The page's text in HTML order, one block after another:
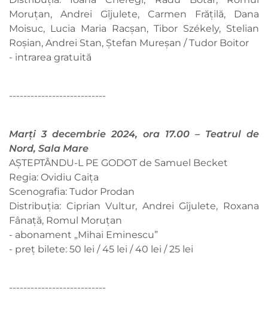
Moruțan, Andrei Gîjulete, Carmen Frățilă, Dana
Moisuc, Lucia Maria Racșan, Tibor Székely, Stelian
Roșian, Andrei Stan, Ștefan Mureșan / Tudor Boitor
- intrarea gratuită
---------------------------
Marți 3 decembrie 2024, ora 17.00 – Teatrul de
Nord, Sala Mare
AȘTEPTÂNDU-L PE GODOT de Samuel Becket
Regia: Ovidiu Caița
Scenografia: Tudor Prodan
Distribuția: Ciprian Vultur, Andrei Gîjulete, Roxana
Fânață, Romul Moruțan
- abonament „Mihai Eminescu”
- preț bilete: 50 lei / 45 lei / 40 lei / 25 lei
---------------------------